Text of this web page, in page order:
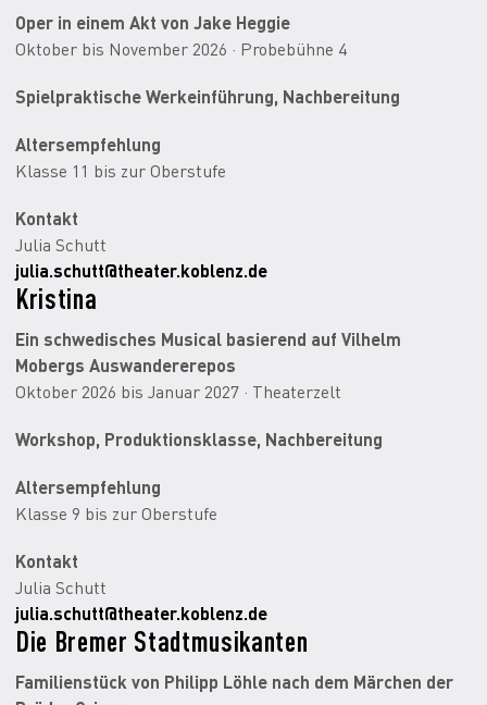
Oper in einem Akt von Jake Heggie
Oktober bis November 2026 · Probebühne 4
Spielpraktische Werkeinführung, Nachbereitung
Altersempfehlung
Klasse 11 bis zur Oberstufe
Kontakt
Julia Schutt
julia.schutt@theater.koblenz.de
Kristina
Ein schwedisches Musical basierend auf Vilhelm
Mobergs Auswandererepos
Oktober 2026 bis Januar 2027 · Theaterzelt
Workshop, Produktionsklasse, Nachbereitung
Altersempfehlung
Klasse 9 bis zur Oberstufe
Kontakt
Julia Schutt
julia.schutt@theater.koblenz.de
Die Bremer Stadtmusikanten
Familienstück von Philipp Löhle nach dem Märchen der